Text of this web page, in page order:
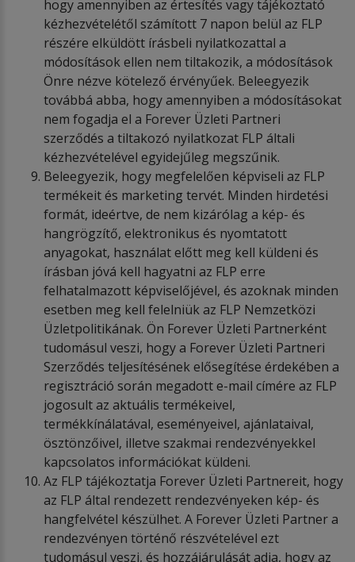
hogy amennyiben az értesítés vagy tájékoztató
kézhezvételétől számított 7 napon belül az FLP
részére elküldött írásbeli nyilatkozattal a
módosítások ellen nem tiltakozik, a módosítások
Önre nézve kötelező érvényűek. Beleegyezik
továbbá abba, hogy amennyiben a módosításokat
nem fogadja el a Forever Üzleti Partneri
szerződés a tiltakozó nyilatkozat FLP általi
kézhezvételével egyidejűleg megszűnik.
Beleegyezik, hogy megfelelően képviseli az FLP
termékeit és marketing tervét. Minden hirdetési
formát, ideértve, de nem kizárólag a kép- és
hangrögzítő, elektronikus és nyomtatott
anyagokat, használat előtt meg kell küldeni és
írásban jóvá kell hagyatni az FLP erre
felhatalmazott képviselőjével, és azoknak minden
esetben meg kell felelniük az FLP Nemzetközi
Üzletpolitikának. Ön Forever Üzleti Partnerként
tudomásul veszi, hogy a Forever Üzleti Partneri
Szerződés teljesítésének elősegítése érdekében a
regisztráció során megadott e-mail címére az FLP
jogosult az aktuális termékeivel,
termékkínálatával, eseményeivel, ajánlataival,
ösztönzőivel, illetve szakmai rendezvényekkel
kapcsolatos információkat küldeni.
Az FLP tájékoztatja Forever Üzleti Partnereit, hogy
az FLP által rendezett rendezvényeken kép- és
hangfelvétel készülhet. A Forever Üzleti Partner a
rendezvényen történő részvételével ezt
tudomásul veszi, és hozzájárulását adja, hogy az